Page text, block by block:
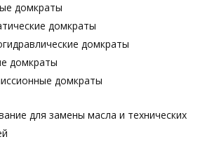
домкраты
домкраты
домкраты
домкраты
домкраты
для замены масла и технических